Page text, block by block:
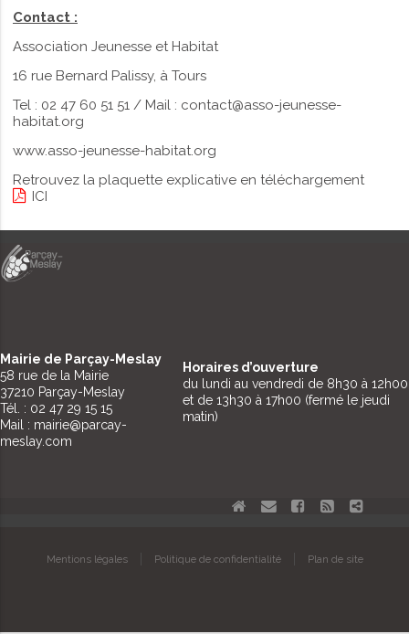
Contact :
Association Jeunesse et Habitat
16 rue Bernard Palissy, à Tours
Tel : 02 47 60 51 51 / Mail : contact@asso-jeunesse-
habitat.org
www.asso-jeunesse-habitat.org
Retrouvez la plaquette explicative en téléchargement
ICI
Mairie de Parçay-Meslay
58 rue de la Mairie
37210 Parçay-Meslay
Tél. : 02 47 29 15 15
Mail : mairie@parcay-
meslay.com
Horaires d’ouverture
du lundi au vendredi de 8h30 à 12h00
et de 13h30 à 17h00 (fermé le jeudi
matin)
Aller
Aller
Aller
Mentions légales Politique de confidentialité Plan de site